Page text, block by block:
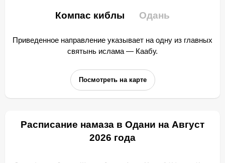
Компас киблы Одань
Приведенное направление указывает на одну из главных
святынь ислама — Каабу.
Посмотреть на карте
Расписание намаза в Одани на Август
2026 года